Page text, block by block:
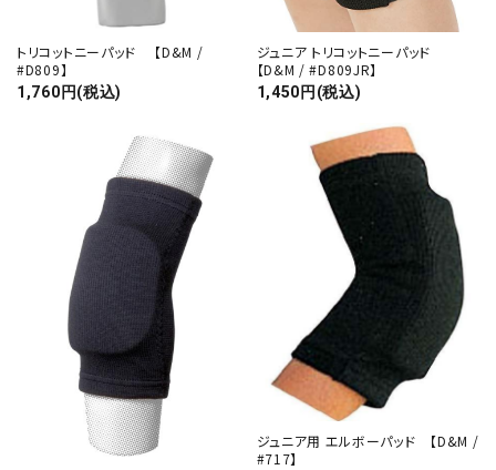
トリコットニーパッド 【D&M /
#D809】
1,760円(税込)
ジュニア トリコットニーパッド
【D&M / #D809JR】
1,450円(税込)
ジュニア用 エルボーパッド 【D&M /
#717】
キーワード
カテゴリー
close